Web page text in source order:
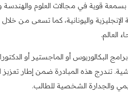
قوية في مجالات العلوم والهندسة
الإنجليزية واليونانية، كما تسعى من
العالم.
البكالوريوس أو الماجستير أو
تندرج هذه المبادرة ضمن إطار تعزيز
والجدارة الشخصية للطالب.